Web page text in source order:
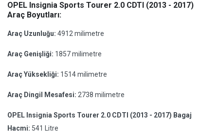
OPEL Insignia Sports Tourer 2.0 CDTI (2013 - 2017)
Araç Boyutları:
Araç Uzunluğu: 4912 milimetre
Araç Genişliği: 1857 milimetre
Araç Yüksekliği: 1514 milimetre
Araç Dingil Mesafesi: 2738 milimetre
OPEL Insignia Sports Tourer 2.0 CDTI (2013 - 2017) Bagaj
Hacmi: 541 Litre